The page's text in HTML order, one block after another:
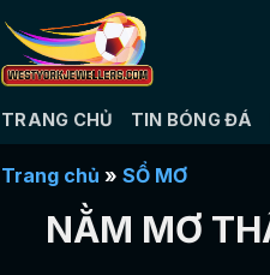
TRANG CHỦ TIN BÓNG ĐÁ
Trang chủ » SỔ MƠ
NẰM MƠ